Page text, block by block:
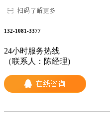
132-1081-3377
24小时服务热线
（联系人：陈经理)